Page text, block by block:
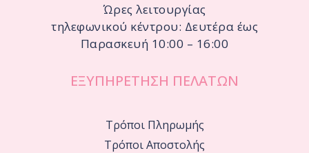
Ώρες λειτουργίας
τηλεφωνικού κέντρου: Δευτέρα έως
Παρασκευή 10:00 – 16:00
ΕΞΥΠΗΡΕΤΗΣΗ ΠΕΛΑΤΩΝ
Τρόποι Πληρωμής
Τρόποι Αποστολής